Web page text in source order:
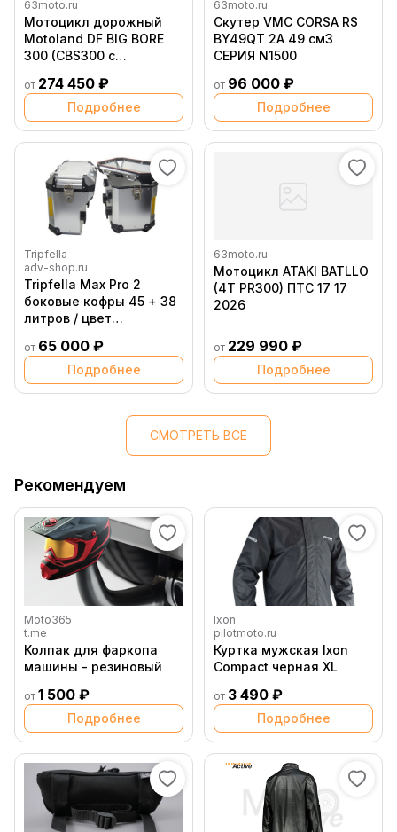
63moto.ru
Мотоцикл дорожный
Motoland DF BIG BORE
300 (CBS300 с
от 274 450 ₽
Подробнее
63moto.ru
Скутер VMC CORSA RS
BY49QT 2A 49 см3
СЕРИЯ N1500
от 96 000 ₽
Подробнее
Tripfella
adv-shop.ru
Tripfella Max Pro 2
боковые кофры 45 + 38
литров / цвет
от 65 000 ₽
Подробнее
63moto.ru
Мотоцикл ATAKI BATLLO
(4T PR300) ПТС 17 17
2026
от 229 990 ₽
Подробнее
СМОТРЕТЬ ВСЕ
Рекомендуем
Moto365
t.me
Колпак для фаркопа
машины - резиновый
от 1 500 ₽
Подробнее
Ixon
pilotmoto.ru
Куртка мужская Ixon
Compact черная XL
от 3 490 ₽
Подробнее